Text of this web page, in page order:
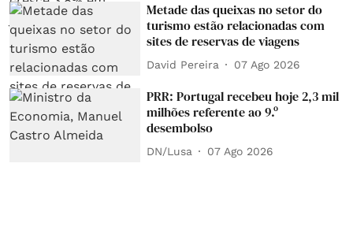
Metade das queixas no setor do
turismo estão relacionadas com
sites de reservas de viagens
David Pereira 07 Ago 2026
PRR: Portugal recebeu hoje 2,3 mil
milhões referente ao 9.º
desembolso
DN/Lusa 07 Ago 2026